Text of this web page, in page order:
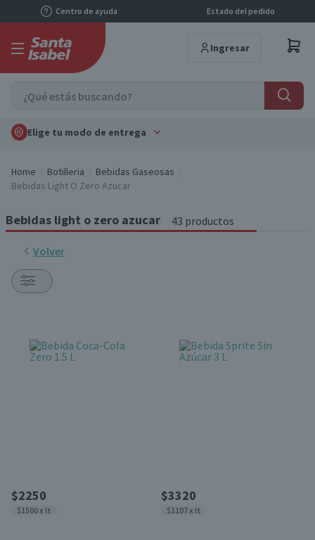
Centro de ayuda Estado del pedido
Ingresar
Elige tu modo de entrega
Home Botilleria
Bebidas Gaseosas
Bebidas Light O Zero Azucar
Bebidas light o zero azucar 43 productos
Volver
$2250
$1500 x lt
$3320
$1107 x lt